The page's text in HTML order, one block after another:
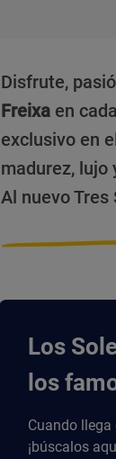
Disfrute,
Freixa en
exclusivo en
madurez, lujo
Al nuevo Tres
Los
los
Cuando llega
¡búscalos